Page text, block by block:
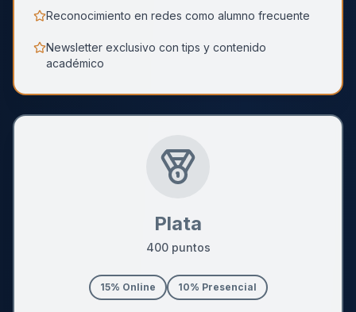
Reconocimiento en redes como alumno frecuente
Newsletter exclusivo con tips y contenido
académico
Plata
400puntos
15% Online 10% Presencial